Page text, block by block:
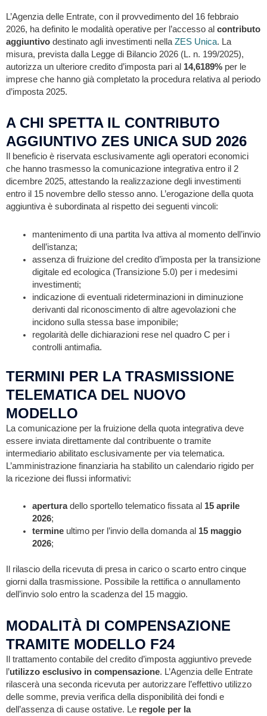
L’Agenzia delle Entrate, con il provvedimento del 16 febbraio
2026, ha definito le modalità operative per l’accesso al contributo
aggiuntivo destinato agli investimenti nella ZES Unica. La
misura, prevista dalla Legge di Bilancio 2026 (L. n. 199/2025),
autorizza un ulteriore credito d’imposta pari al 14,6189% per le
imprese che hanno già completato la procedura relativa al periodo
d’imposta 2025.
A CHI SPETTA IL CONTRIBUTO
AGGIUNTIVO ZES UNICA SUD 2026
Il beneficio è riservata esclusivamente agli operatori economici
che hanno trasmesso la comunicazione integrativa entro il 2
dicembre 2025, attestando la realizzazione degli investimenti
entro il 15 novembre dello stesso anno. L’erogazione della quota
aggiuntiva è subordinata al rispetto dei seguenti vincoli:
mantenimento di una partita Iva attiva al momento dell’invio
dell’istanza;
assenza di fruizione del credito d’imposta per la transizione
digitale ed ecologica (Transizione 5.0) per i medesimi
investimenti;
indicazione di eventuali rideterminazioni in diminuzione
derivanti dal riconoscimento di altre agevolazioni che
incidono sulla stessa base imponibile;
regolarità delle dichiarazioni rese nel quadro C per i
controlli antimafia.
TERMINI PER LA TRASMISSIONE
TELEMATICA DEL NUOVO
MODELLO
La comunicazione per la fruizione della quota integrativa deve
essere inviata direttamente dal contribuente o tramite
intermediario abilitato esclusivamente per via telematica.
L’amministrazione finanziaria ha stabilito un calendario rigido per
la ricezione dei flussi informativi:
aperturadello sportello telematico fissata al 15 aprile
2026;
termineultimo per l’invio della domanda al 15 maggio
2026;
Il rilascio della ricevuta di presa in carico o scarto entro cinque
giorni dalla trasmissione. Possibile la rettifica o annullamento
dell’invio solo entro la scadenza del 15 maggio.
MODALITÀ DI COMPENSAZIONE
TRAMITE MODELLO F24
Il trattamento contabile del credito d’imposta aggiuntivo prevede
l’utilizzo esclusivo in compensazione. L’Agenzia delle Entrate
rilascerà una seconda ricevuta per autorizzare l’effettivo utilizzo
delle somme, previa verifica della disponibilità dei fondi e
dell’assenza di cause ostative. Le regole per la